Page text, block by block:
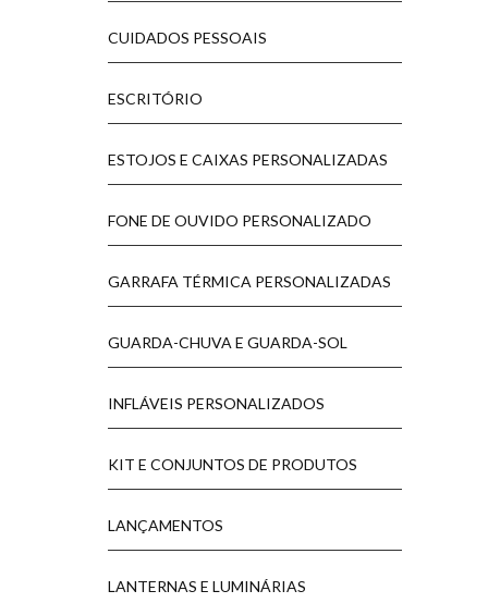
CUIDADOS PESSOAIS
ESCRITÓRIO
ESTOJOS E CAIXAS PERSONALIZADAS
FONE DE OUVIDO PERSONALIZADO
GARRAFA TÉRMICA PERSONALIZADAS
GUARDA-CHUVA E GUARDA-SOL
INFLÁVEIS PERSONALIZADOS
KIT E CONJUNTOS DE PRODUTOS
LANÇAMENTOS
LANTERNAS E LUMINÁRIAS